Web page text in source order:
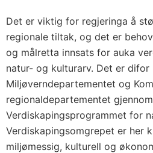
Det er viktig for regjeringa å
regionale tiltak, og det er
og målretta innsats for auka
natur- og kulturarv. Det er difor
Miljøverndepartementet og
regionaldepartementet
Verdiskapingsprogrammet for
Verdiskapingsomgrepet er her
miljømessig, kulturell og